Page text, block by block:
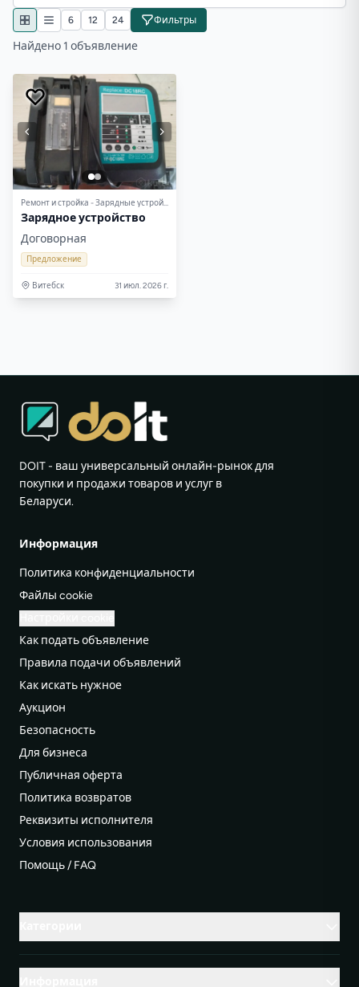
6 12 24 Фильтры
Найдено 1 объявление
Ремонт и стройка - Зарядные устройства, аккумуляторы
Зарядное устройство
Договорная
Предложение
Витебск 31 июл. 2026 г.
DOIT - ваш универсальный онлайн-рынок для
покупки и продажи товаров и услуг в
Беларуси.
Информация
Политика конфиденциальности
Файлы cookie
Как подать объявление
Правила подачи объявлений
Как искать нужное
Аукцион
Безопасность
Для бизнеса
Публичная оферта
Политика возвратов
Реквизиты исполнителя
Условия использования
Помощь / FAQ